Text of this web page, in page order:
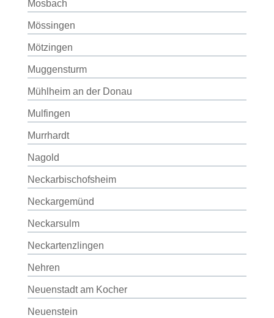
Mosbach
Mössingen
Mötzingen
Muggensturm
Mühlheim an der Donau
Mulfingen
Murrhardt
Nagold
Neckarbischofsheim
Neckargemünd
Neckarsulm
Neckartenzlingen
Nehren
Neuenstadt am Kocher
Neuenstein